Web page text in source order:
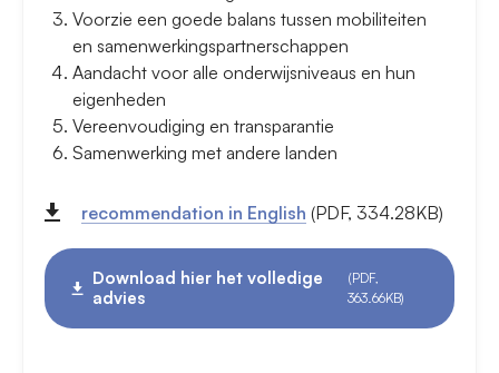
Voorzie een goede balans tussen mobiliteiten
en samenwerkingspartnerschappen
Aandacht voor alle onderwijsniveaus en hun
eigenheden
Vereenvoudiging en transparantie
Samenwerking met andere landen
recommendation in English (PDF, 334.28KB)
Download hier het volledige
advies
(PDF,
363.66KB)